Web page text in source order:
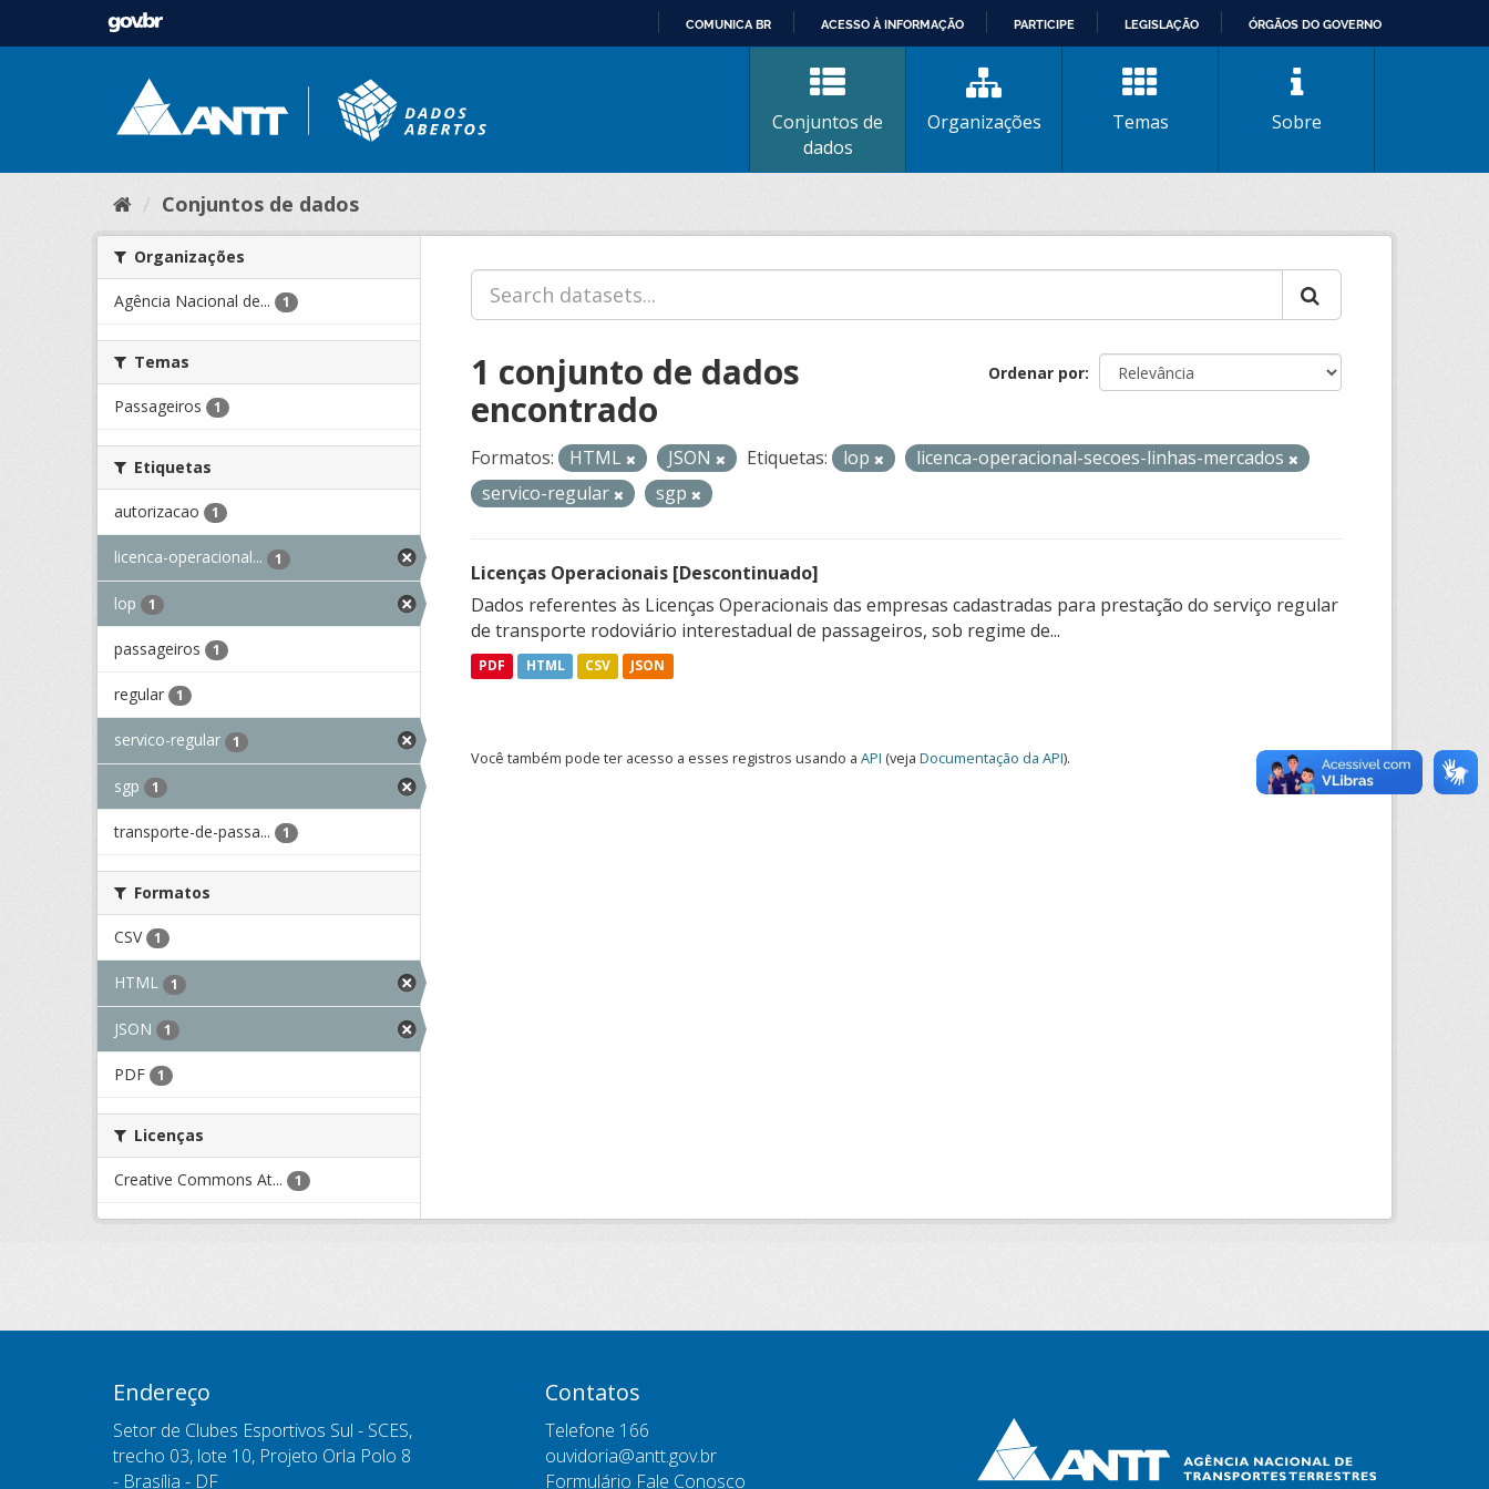
CONTEÚDO
COMUNICA BR ACESSO À INFORMAÇÃO PARTICIPE LEGISLAÇÃO ÓRGÃOS DO GOVERNO
Conjuntos de
dados
Organizações Temas Sobre
Conjuntos de dados
Organizações
Agência Nacional de... 1
Temas
Passageiros 1
Etiquetas
autorizacao 1
licenca-operacional... 1
lop 1
passageiros 1
regular 1
servico-regular 1
sgp 1
transporte-de-passa... 1
Formatos
CSV 1
HTML 1
JSON 1
PDF 1
Licenças
Creative Commons At... 1
Ordenar por
1 conjunto de dados
encontrado
Formatos: HTML JSON Etiquetas: lop
licenca-operacional-secoes-linhas-mercados
servico-regular
sgp
Licenças Operacionais [Descontinuado]
Dados referentes às Licenças Operacionais das empresas cadastradas para prestação do serviço regular
de transporte rodoviário interestadual de passageiros, sob regime de...
PDF HTML CSV JSON
Você também pode ter acesso a esses registros usando a API (veja Documentação da API).
Endereço
Setor de Clubes Esportivos Sul - SCES,
trecho 03, lote 10, Projeto Orla Polo 8
- Brasília - DF
Contatos
Telefone 166
ouvidoria@antt.gov.br
Formulário Fale Conosco